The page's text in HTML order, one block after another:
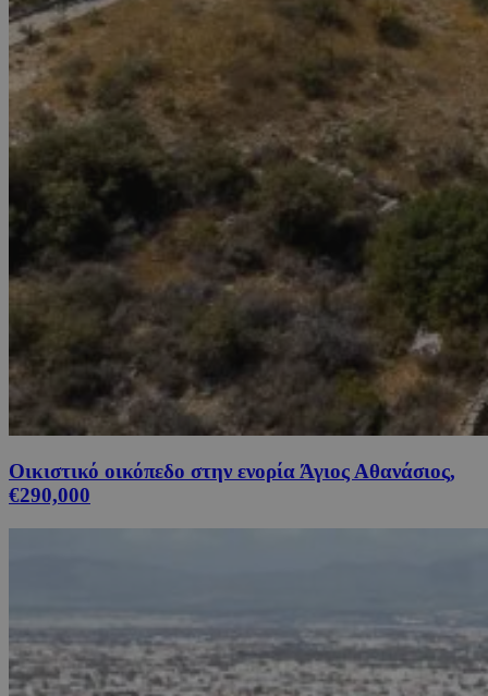
Οικιστικό οικόπεδο στην ενορία Άγιος Αθανάσιος,
€290,000